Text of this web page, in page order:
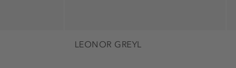
LEONOR GREYL